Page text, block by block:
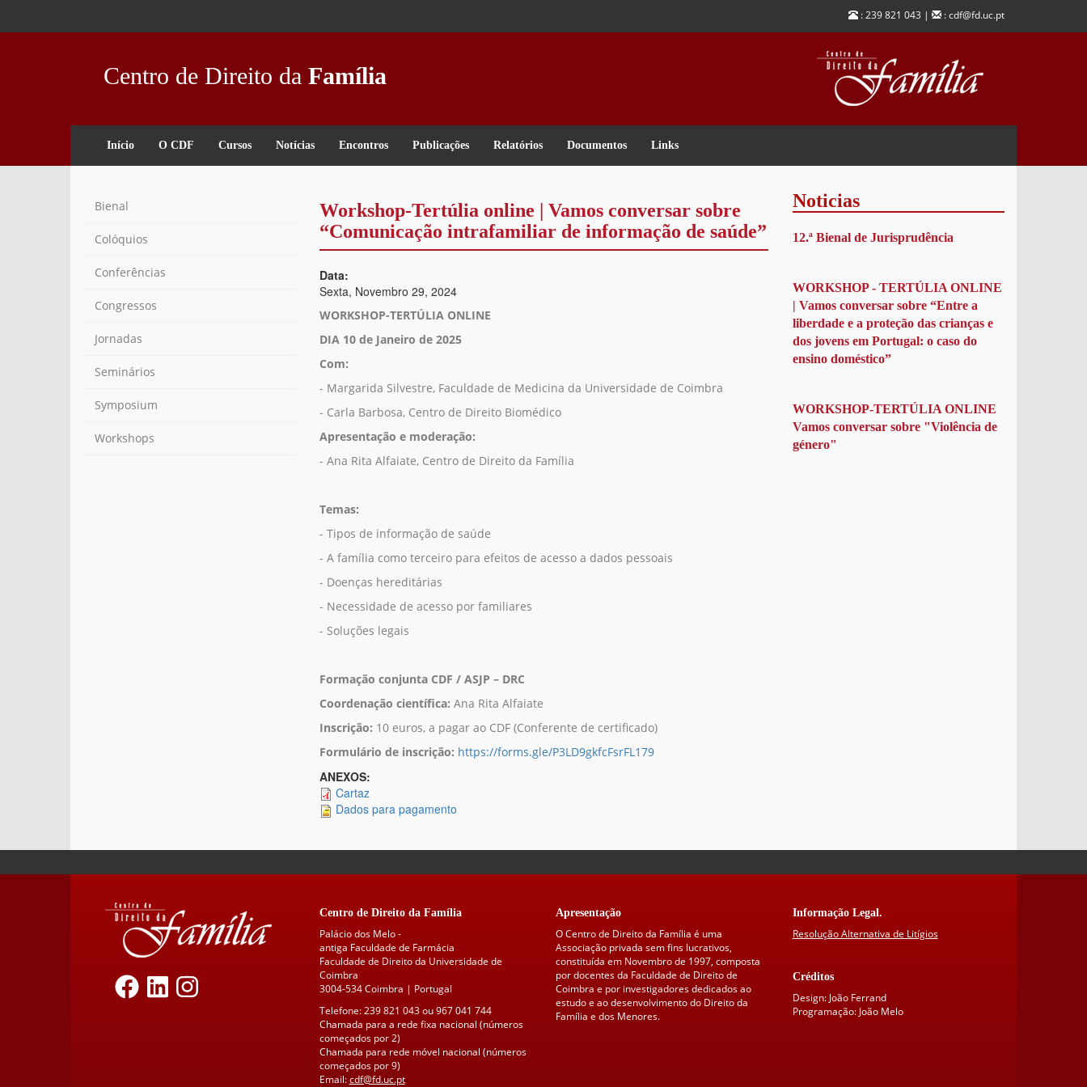
: 239 821 043 | : cdf@fd.uc.pt
Centro de Direito da Família
Início O CDF Cursos Notícias Encontros Publicações Relatórios Documentos Links
Bienal
Colóquios
Conferências
Congressos
Jornadas
Seminários
Symposium
Workshops
Workshop-Tertúlia online | Vamos conversar sobre
“Comunicação intrafamiliar de informação de saúde”
Data:
Sexta, Novembro 29, 2024
WORKSHOP-TERTÚLIA ONLINE
DIA 10 de Janeiro de 2025
Com:
- Margarida Silvestre, Faculdade de Medicina da Universidade de Coimbra
- Carla Barbosa, Centro de Direito Biomédico
Apresentação e moderação:
- Ana Rita Alfaiate, Centro de Direito da Família
Temas:
- Tipos de informação de saúde
- A família como terceiro para efeitos de acesso a dados pessoais
- Doenças hereditárias
- Necessidade de acesso por familiares
- Soluções legais
Formação conjunta CDF / ASJP – DRC
Coordenação científica: Ana Rita Alfaiate
Inscrição: 10 euros, a pagar ao CDF (Conferente de certificado)
Formulário de inscrição: https://forms.gle/P3LD9gkfcFsrFL179
ANEXOS:
Cartaz
Dados para pagamento
Noticias
12.ª Bienal de Jurisprudência
WORKSHOP - TERTÚLIA ONLINE
| Vamos conversar sobre “Entre a
liberdade e a proteção das crianças e
dos jovens em Portugal: o caso do
ensino doméstico”
WORKSHOP-TERTÚLIA ONLINE
Vamos conversar sobre "Violência de
género"
Centro de Direito da Família
Palácio dos Melo -
antiga Faculdade de Farmácia
Faculdade de Direito da Universidade de
Coimbra
3004-534 Coimbra | Portugal
Telefone: 239 821 043 ou 967 041 744
Chamada para a rede fixa nacional (números
começados por 2)
Chamada para rede móvel nacional (números
começados por 9)
Email:cdf@fd.uc.pt
Apresentação
O Centro de Direito da Família é uma
Associação privada sem fins lucrativos,
constituída em Novembro de 1997, composta
por docentes da Faculdade de Direito de
Coimbra e por investigadores dedicados ao
estudo e ao desenvolvimento do Direito da
Família e dos Menores.
Informação Legal.
Resolução Alternativa de Litígios
Créditos
Design: João Ferrand
Programação: João Melo